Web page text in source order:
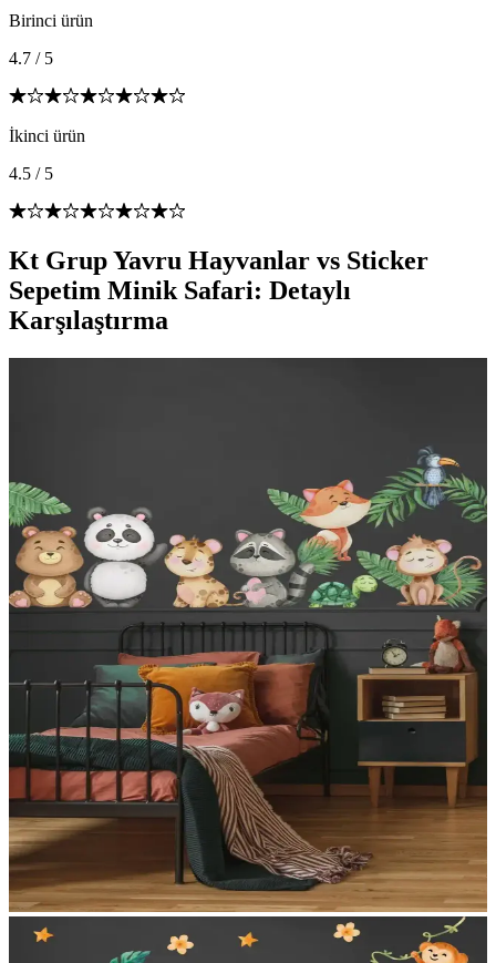
Birinci ürün
4.7 / 5
İkinci ürün
4.5 / 5
Kt Grup Yavru Hayvanlar vs Sticker
Sepetim Minik Safari: Detaylı
Karşılaştırma